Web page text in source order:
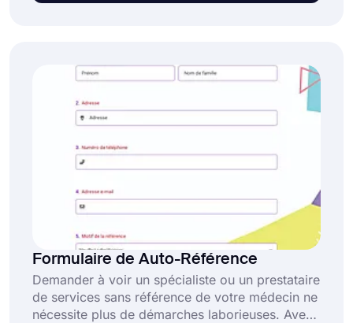
Formulaire de Auto-Référence
Demander à voir un spécialiste ou un prestataire
de services sans référence de votre médecin ne
nécessite plus de démarches laborieuses. Avec